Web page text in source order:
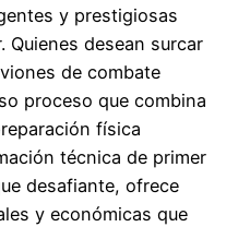
y prestigiosas
desean surcar
de combate
proceso que combina
física
técnica de primer
desafiante, ofrece
y económicas que